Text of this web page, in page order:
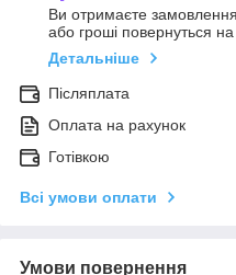
Ви отримаєте замовлення
або гроші повернуться
Детальніше
Післяплата
Оплата на рахунок
Готівкою
Всі умови оплати
Умови повернення